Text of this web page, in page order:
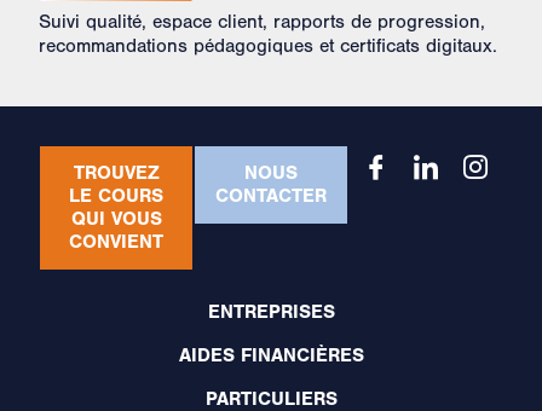
Suivi qualité, espace client, rapports de progression,
recommandations pédagogiques et certificats digitaux.
ENTREPRISES
AIDES FINANCIÈRES
PARTICULIERS
TROUVEZ
LE COURS
QUI VOUS
CONVIENT
NOUS
CONTACTER